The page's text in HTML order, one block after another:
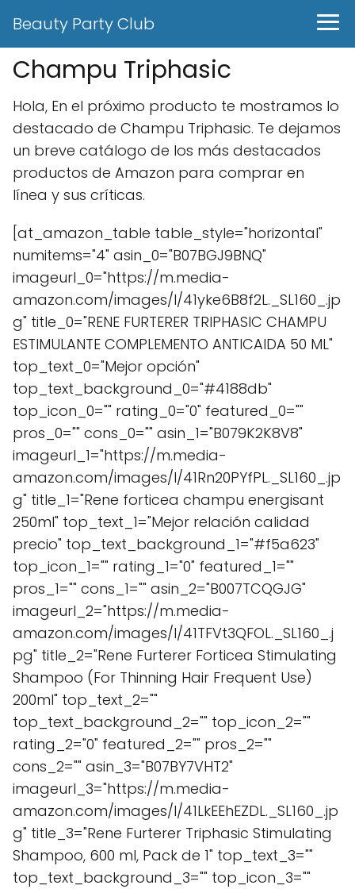
Beauty Party Club
Champu Triphasic
Hola, En el próximo producto te mostramos lo
destacado de Champu Triphasic. Te dejamos
un breve catálogo de los más destacados
productos de Amazon para comprar en
línea y sus críticas.
[at_amazon_table table_style="horizontal"
numitems="4" asin_0="B07BGJ9BNQ"
imageurl_0="https://m.media-
amazon.com/images/I/41yke6B8f2L._SL160_.jp
g" title_0="RENE FURTERER TRIPHASIC CHAMPU
ESTIMULANTE COMPLEMENTO ANTICAIDA 50 ML"
top_text_0="Mejor opción"
top_text_background_0="#4188db"
top_icon_0="" rating_0="0" featured_0=""
pros_0="" cons_0="" asin_1="B079K2K8V8"
imageurl_1="https://m.media-
amazon.com/images/I/41Rn20PYfPL._SL160_.jp
g" title_1="Rene forticea champu energisant
250ml" top_text_1="Mejor relación calidad
precio" top_text_background_1="#f5a623"
top_icon_1="" rating_1="0" featured_1=""
pros_1="" cons_1="" asin_2="B007TCQGJG"
imageurl_2="https://m.media-
amazon.com/images/I/41TFVt3QFOL._SL160_.j
pg" title_2="Rene Furterer Forticea Stimulating
Shampoo (For Thinning Hair Frequent Use)
200ml" top_text_2=""
top_text_background_2="" top_icon_2=""
rating_2="0" featured_2="" pros_2=""
cons_2="" asin_3="B07BY7VHT2"
imageurl_3="https://m.media-
amazon.com/images/I/41LkEEhEZDL._SL160_.jp
g" title_3="Rene Furterer Triphasic Stimulating
Shampoo, 600 ml, Pack de 1" top_text_3=""
top_text_background_3="" top_icon_3=""